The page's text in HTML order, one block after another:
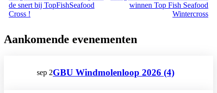
winnen Top Fish Seafood
Wintercross
de snert bij TopFishSeafood
Cross !
Aankomende evenementen
sep 2GBU Windmolenloop 2026 (4)